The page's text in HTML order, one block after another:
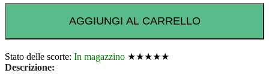
AGGIUNGI AL CARRELLO
Stato delle scorte: In magazzino ★★★★★
Descrizione: